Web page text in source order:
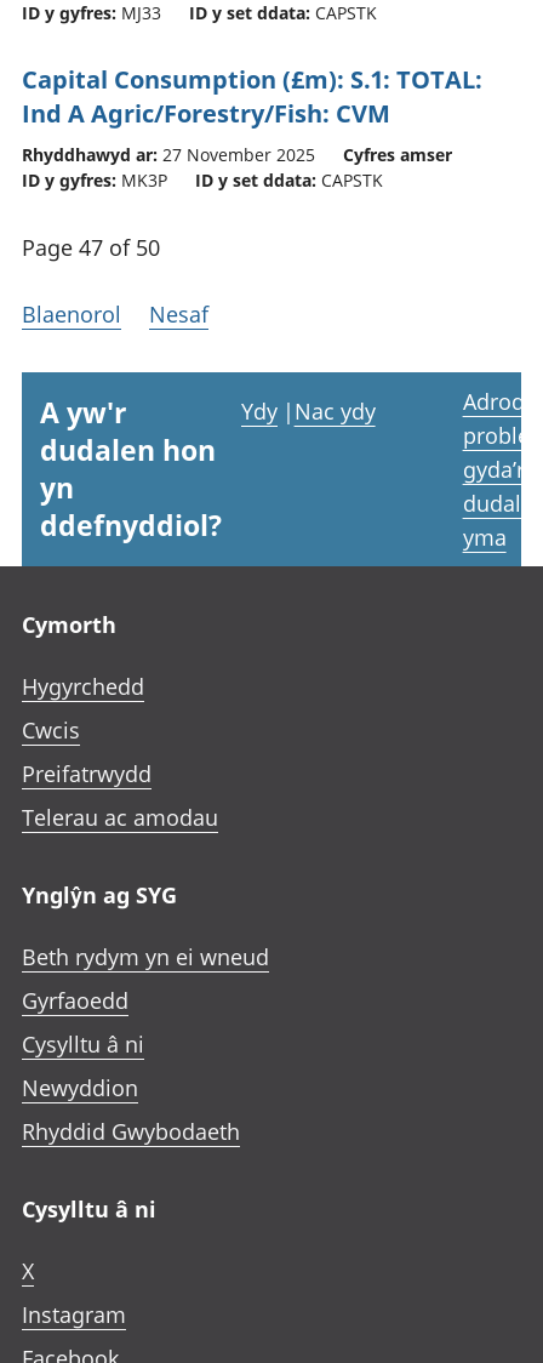
ID y gyfres: MJ33 ID y set ddata: CAPSTK
Capital Consumption (£m): S.1: TOTAL:
Ind A Agric/Forestry/Fish: CVM
Rhyddhawyd ar: 27 November 2025
Cyfres amser
ID y gyfres: MK3P ID y set ddata: CAPSTK
Page 47 of 50
Blaenorol Nesaf
A yw'r
dudalen hon
yn
ddefnyddiol?
Ydy | Nac ydy
Adrodd
gyda’r
yma
Cymorth
Hygyrchedd
Cwcis
Preifatrwydd
Telerau ac amodau
Ynglŷn ag SYG
Beth rydym yn ei wneud
Gyrfaoedd
Cysylltu â ni
Newyddion
Rhyddid Gwybodaeth
Cysylltu â ni
X
Instagram